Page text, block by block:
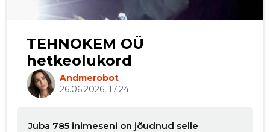
TEHNOKEM OÜ
hetkeolukord
Andmerobot
26.06.2026, 17.24
Juba 785 inimeseni on jõudnud selle